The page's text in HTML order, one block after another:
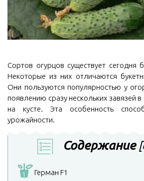
Сортов огурцов существует сегодня
Некоторые из них отличаются
Они пользуются популярностью у
появлению сразу нескольких завязей
на кусте. Эта особенность
урожайности.
Содержание [
1 Герман F1